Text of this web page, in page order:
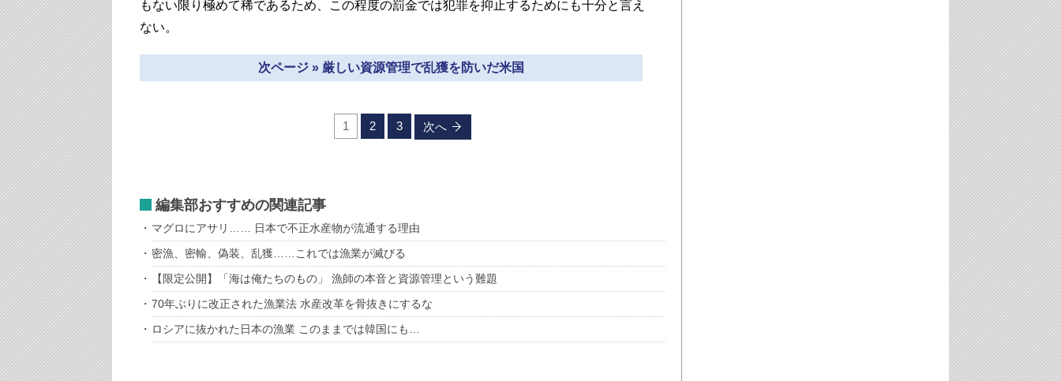
もない限り極めて稀であるため、この程度の罰金では犯罪を抑止するためにも十分と言え
ない。
次ページ » 厳しい資源管理で乱獲を防いだ米国
1 2 3 次へ
編集部おすすめの関連記事
マグロにアサリ…… 日本で不正水産物が流通する理由
密漁、密輸、偽装、乱獲……これでは漁業が滅びる
【限定公開】「海は俺たちのもの」 漁師の本音と資源管理という難題
70年ぶりに改正された漁業法 水産改革を骨抜きにするな
ロシアに抜かれた日本の漁業 このままでは韓国にも…